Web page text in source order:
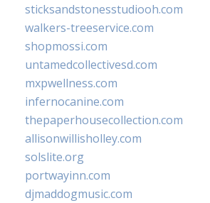
sticksandstonesstudiooh.com
walkers-treeservice.com
shopmossi.com
untamedcollectivesd.com
mxpwellness.com
infernocanine.com
thepaperhousecollection.com
allisonwillisholley.com
solslite.org
portwayinn.com
djmaddogmusic.com